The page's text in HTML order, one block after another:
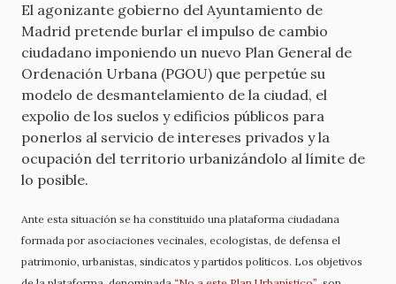
El agonizante gobierno del Ayuntamiento de
Madrid pretende burlar el impulso de cambio
ciudadano imponiendo un nuevo Plan General de
Ordenación Urbana (PGOU) que perpetúe su
modelo de desmantelamiento de la ciudad, el
expolio de los suelos y edificios públicos para
ponerlos al servicio de intereses privados y la
ocupación del territorio urbanizándolo al límite de
lo posible.
Ante esta situación se ha constituido una plataforma ciudadana
formada por asociaciones vecinales, ecologistas, de defensa el
patrimonio, urbanistas, sindicatos y partidos políticos. Los objetivos